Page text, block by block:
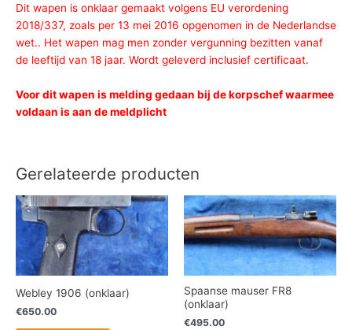
Dit wapen is onklaar gemaakt volgens EU verordening
2018/337, zoals per 13 mei 2016 opgenomen in de Nederlandse
wet.. Het wapen mag men zonder vergunning bezitten vanaf
de leeftijd van 18 jaar. Wordt geleverd inclusief certificaat.
Voor dit wapen is melding gedaan bij de korpschef waarmee
voldaan is aan de meldplicht
Gerelateerde producten
Webley 1906 (onklaar)
€650.00
Spaanse mauser FR8
(onklaar)
€495.00